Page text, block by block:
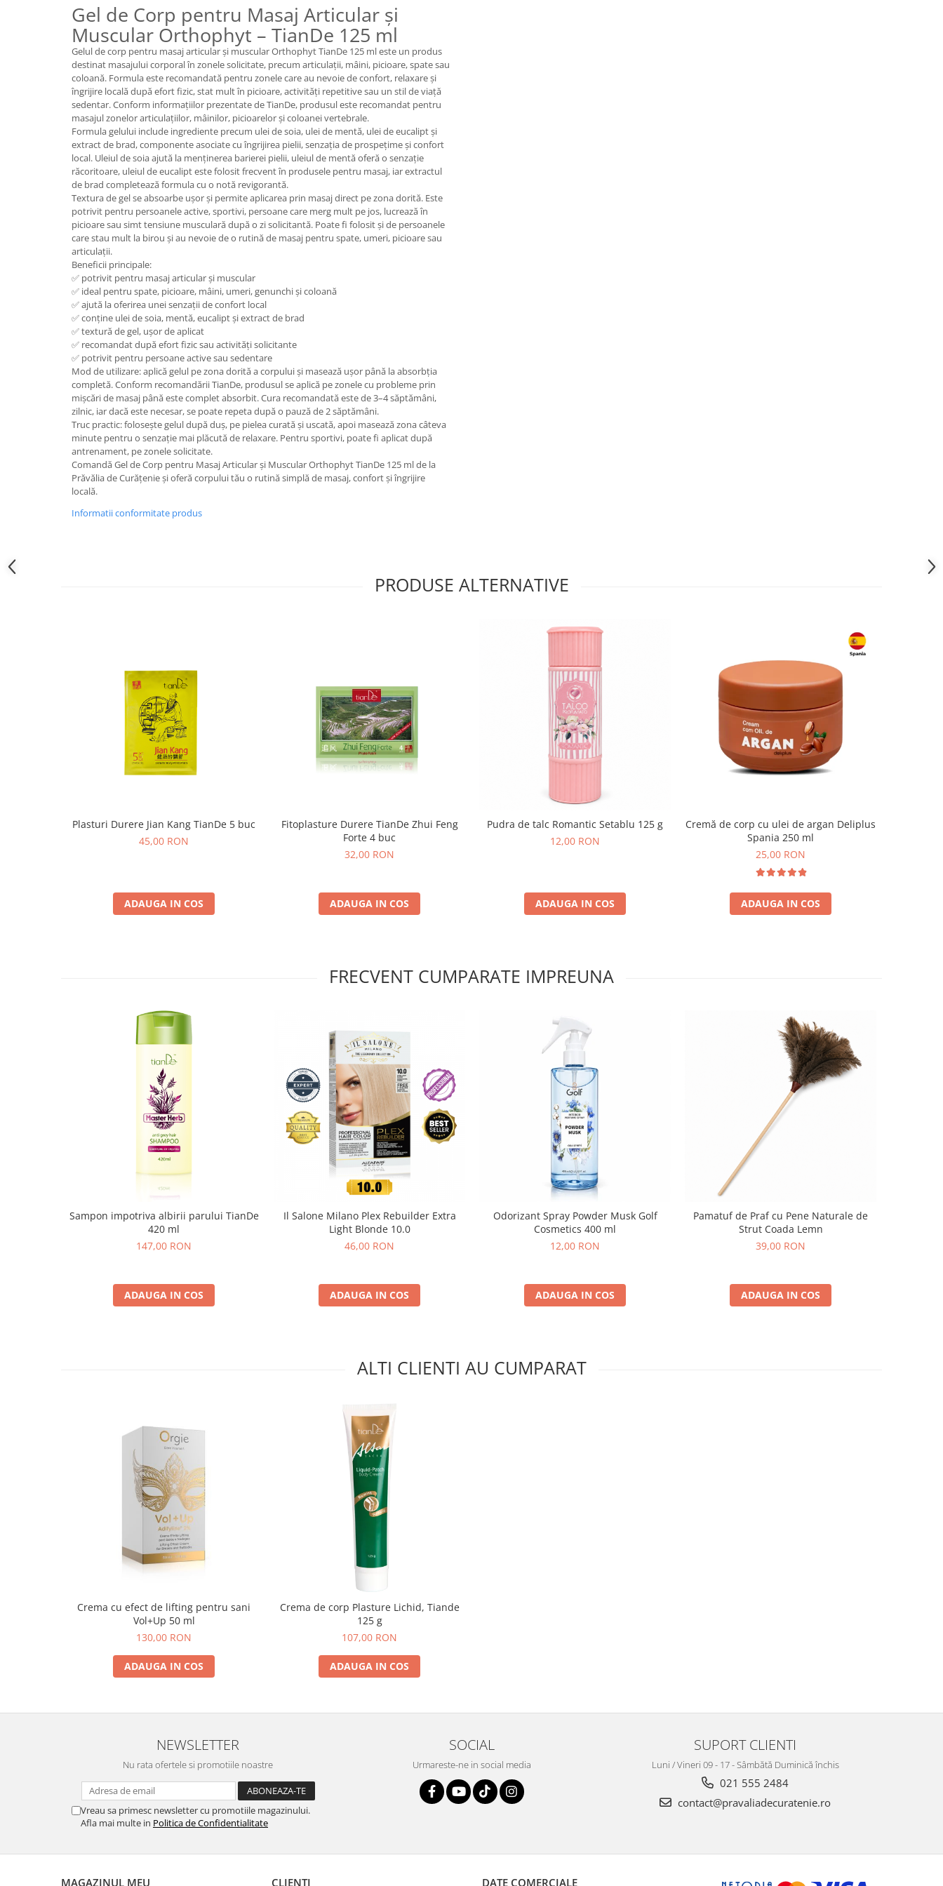
Produse incontinenta
Servetele Umede
Gel de Corp pentru Masaj Articular și
Muscular Orthophyt – TianDe 125 ml
Gelul de corp pentru masaj articular și muscular Orthophyt TianDe 125 ml este un produs
destinat masajului corporal în zonele solicitate, precum articulații, mâini, picioare, spate sau
coloană. Formula este recomandată pentru zonele care au nevoie de confort, relaxare și
îngrijire locală după efort fizic, stat mult în picioare, activități repetitive sau un stil de viață
sedentar. Conform informațiilor prezentate de TianDe, produsul este recomandat pentru
masajul zonelor articulațiilor, mâinilor, picioarelor și coloanei vertebrale.
Formula gelului include ingrediente precum ulei de soia, ulei de mentă, ulei de eucalipt și
extract de brad, componente asociate cu îngrijirea pielii, senzația de prospețime și confort
local. Uleiul de soia ajută la menținerea barierei pielii, uleiul de mentă oferă o senzație
răcoritoare, uleiul de eucalipt este folosit frecvent în produsele pentru masaj, iar extractul
de brad completează formula cu o notă revigorantă.
Textura de gel se absoarbe ușor și permite aplicarea prin masaj direct pe zona dorită. Este
potrivit pentru persoanele active, sportivi, persoane care merg mult pe jos, lucrează în
picioare sau simt tensiune musculară după o zi solicitantă. Poate fi folosit și de persoanele
care stau mult la birou și au nevoie de o rutină de masaj pentru spate, umeri, picioare sau
articulații.
Beneficii principale:
✅ potrivit pentru masaj articular și muscular
✅ ideal pentru spate, picioare, mâini, umeri, genunchi și coloană
✅ ajută la oferirea unei senzații de confort local
✅ conține ulei de soia, mentă, eucalipt și extract de brad
✅ textură de gel, ușor de aplicat
✅ recomandat după efort fizic sau activități solicitante
✅ potrivit pentru persoane active sau sedentare
Mod de utilizare: aplică gelul pe zona dorită a corpului și masează ușor până la absorbția
completă. Conform recomandării TianDe, produsul se aplică pe zonele cu probleme prin
mișcări de masaj până este complet absorbit. Cura recomandată este de 3–4 săptămâni,
zilnic, iar dacă este necesar, se poate repeta după o pauză de 2 săptămâni.
Truc practic: folosește gelul după duș, pe pielea curată și uscată, apoi masează zona câteva
minute pentru o senzație mai plăcută de relaxare. Pentru sportivi, poate fi aplicat după
antrenament, pe zonele solicitate.
Comandă Gel de Corp pentru Masaj Articular și Muscular Orthophyt TianDe 125 ml de la
Prăvălia de Curățenie și oferă corpului tău o rutină simplă de masaj, confort și îngrijire
locală.
Informatii conformitate produs
PRODUSE ALTERNATIVE
Plasturi Durere Jian Kang TianDe 5 buc
45,00 RON
ADAUGA IN COS
Fitoplasture Durere TianDe Zhui Feng
Forte 4 buc
32,00 RON
ADAUGA IN COS
Pudra de talc Romantic Setablu 125 g
12,00 RON
ADAUGA IN COS
Cremă de corp cu ulei de argan Deliplus
Spania 250 ml
25,00 RON
ADAUGA IN COS
FRECVENT CUMPARATE IMPREUNA
Sampon impotriva albirii parului TianDe
420 ml
147,00 RON
ADAUGA IN COS
Il Salone Milano Plex Rebuilder Extra
Light Blonde 10.0
46,00 RON
ADAUGA IN COS
Odorizant Spray Powder Musk Golf
Cosmetics 400 ml
12,00 RON
ADAUGA IN COS
Pamatuf de Praf cu Pene Naturale de
Strut Coada Lemn
39,00 RON
ADAUGA IN COS
ALTI CLIENTI AU CUMPARAT
Crema cu efect de lifting pentru sani
Vol+Up 50 ml
130,00 RON
ADAUGA IN COS
Crema de corp Plasture Lichid, Tiande
125 g
107,00 RON
ADAUGA IN COS
NEWSLETTER
Nu rata ofertele si promotiile noastre
Vreau sa primesc newsletter cu promotiile magazinului.
Afla mai multe in Politica de Confidentialitate
SOCIAL
Urmareste-ne in social media
SUPORT CLIENTI
Luni / Vineri 09 - 17 - Sâmbătă Duminică închis
021 555 2484
contact@pravaliadecuratenie.ro
MAGAZINUL MEU CLIENTI DATE COMERCIALE